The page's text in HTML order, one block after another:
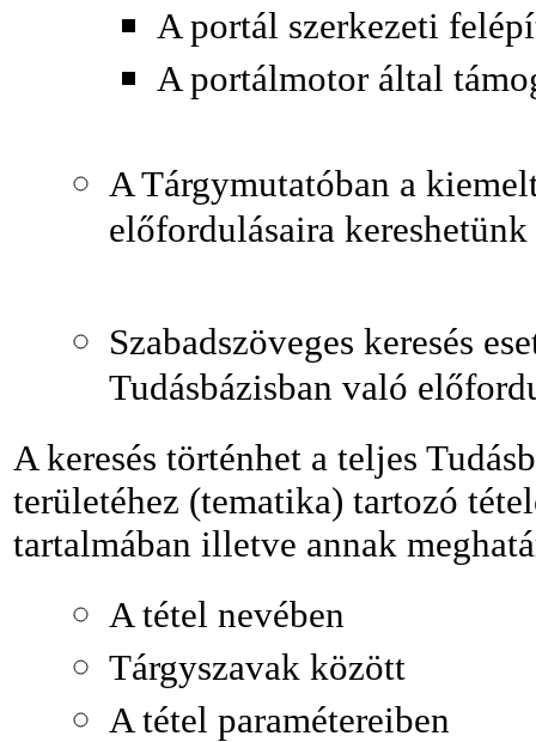
A portál szerkezeti
A portálmotor által
A Tárgymutatóban a
előfordulásaira
Szabadszöveges keresés
Tudásbázisban való
A keresés történhet a teljes
területéhez (tematika) tartozó
tartalmában illetve annak
A tétel nevében
Tárgyszavak között
A tétel paramétereiben